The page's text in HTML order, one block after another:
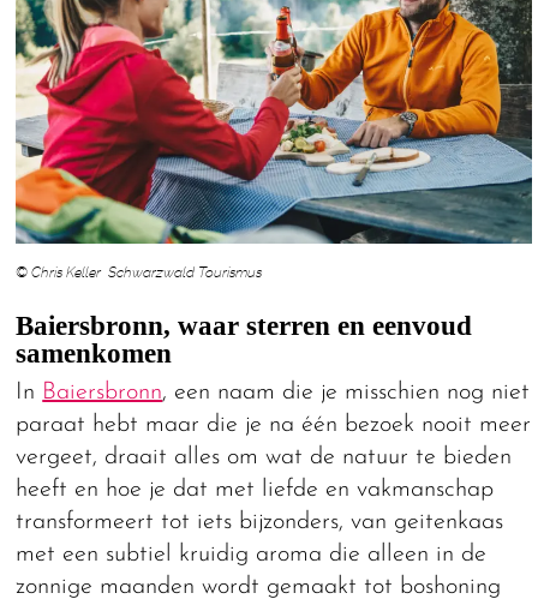
© Chris Keller Schwarzwald Tourismus
Baiersbronn, waar sterren en eenvoud
samenkomen
In Baiersbronn, een naam die je misschien nog niet
paraat hebt maar die je na één bezoek nooit meer
vergeet, draait alles om wat de natuur te bieden
heeft en hoe je dat met liefde en vakmanschap
transformeert tot iets bijzonders, van geitenkaas
met een subtiel kruidig aroma die alleen in de
zonnige maanden wordt gemaakt tot boshoning